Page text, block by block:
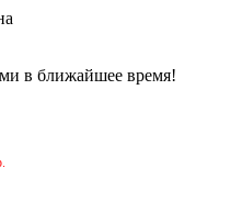
в ближайшее время!